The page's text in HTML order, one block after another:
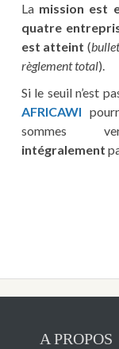
La mission est
quatre
est atteint (
règlement total).
Si le seuil n’est
AFRICAWI
sommes
intégralement
A PROPOS